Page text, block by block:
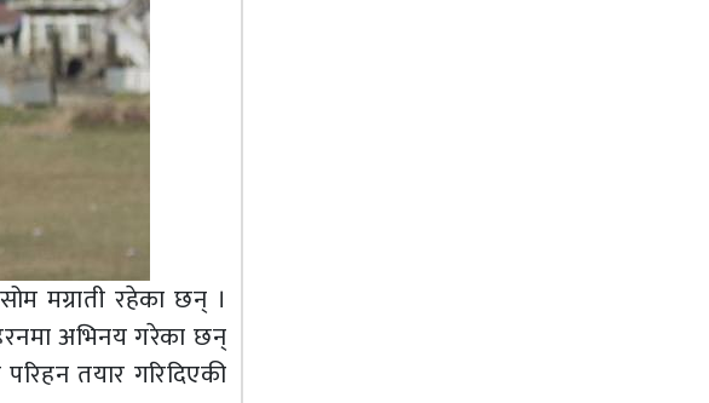
मग्राती रहेका छन् ।
अभिनय गरेका छन्
तयार गरिदिएकी